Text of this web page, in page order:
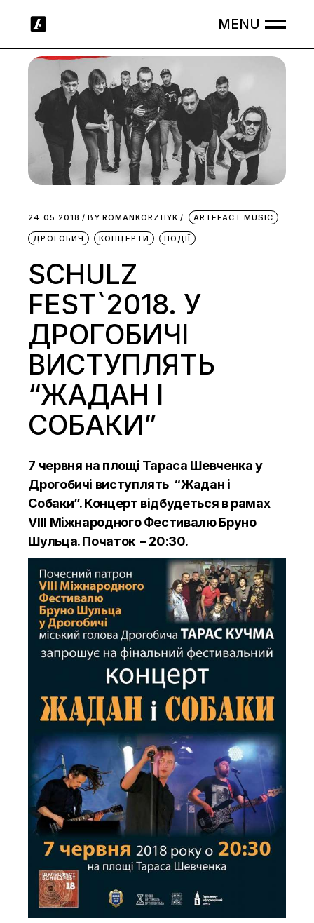
24.05.2018 BY ROMANKORZHYK ARTEFACT.MUSIC
ДРОГОБИЧ КОНЦЕРТИ ПОДІЇ
SCHULZ
FEST`2018. У
ДРОГОБИЧІ
ВИСТУПЛЯТЬ
“ЖАДАН І
СОБАКИ”
7 червня на площі Тараса Шевченка у
Дрогобичі виступлять “Жадан і
Собаки”. Концерт відбудеться в рамах
VIII Міжнародного Фестивалю Бруно
Шульца. Початок – 20:30.